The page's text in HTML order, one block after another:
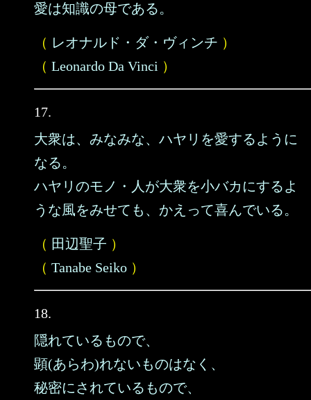
愛は知識の母である。
（ レオナルド・ダ・ヴィンチ ）
（ Leonardo Da Vinci ）
17.
大衆は、みなみな、ハヤリを愛するように
なる。
ハヤリのモノ・人が大衆を小バカにするよ
うな風をみせても、かえって喜んでいる。
（ 田辺聖子 ）
（ Tanabe Seiko ）
18.
隠れているもので、
顕(あらわ)れないものはなく、
秘密にされているもので、